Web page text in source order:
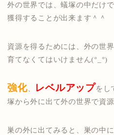
外の世界では、蟻塚の中だけ
獲得することが出来ます＾＾
資源を得るためには、外の世
育てなくてはいけません(°_°)
強化、 レベルアップをし
塚から外に出て外の世界で資
巣の外に出てみると、巣の中